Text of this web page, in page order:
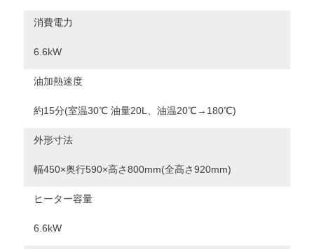
消費電力
6.6kW
油加熱速度
約15分(室温30℃ 油量20L、油温20℃→180℃)
外形寸法
幅450×奥行590×高さ800mm(全高さ920mm)
ヒーター容量
6.6kW